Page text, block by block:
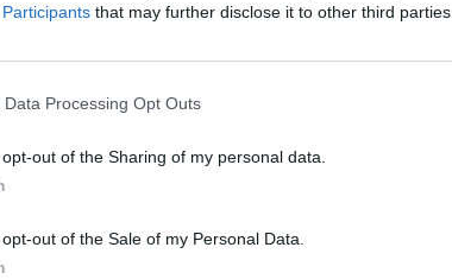
that may further disclose it to other third parties.
Data Processing Opt Outs
out of the Sharing of my personal data.
out of the Sale of my Personal Data.